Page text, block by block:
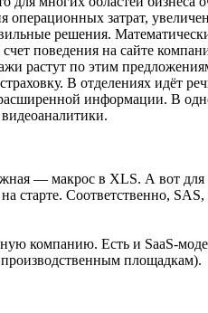
операционных затрат,
решения.
поведения на сайте
растут по этим
В отделениях идёт
информации. В
— макрос в XLS. А вот
старте. Соответственно,
компанию. Есть и SaaS-
производственным площадкам).